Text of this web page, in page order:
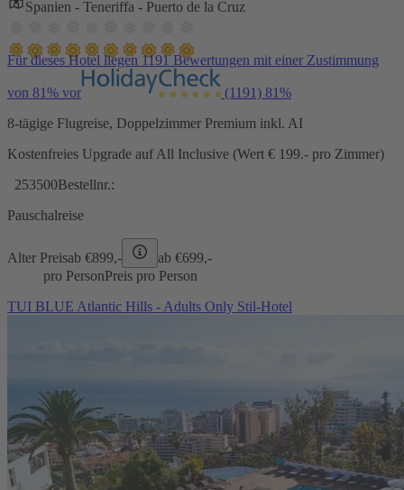
Spanien - Teneriffa - Puerto de la Cruz
Für dieses Hotel liegen 1191 Bewertungen mit einer Zustimmung
von 81% vor (1191) 81%
8-tägige Flugreise, Doppelzimmer Premium inkl. AI
Kostenfreies Upgrade auf All Inclusive (Wert € 199.- pro Zimmer)
253500Bestellnr.:
Pauschalreise
Alter Preisab €899,- ab €699,-
pro PersonPreis pro Person
TUI BLUE Atlantic Hills - Adults Only Stil-Hotel